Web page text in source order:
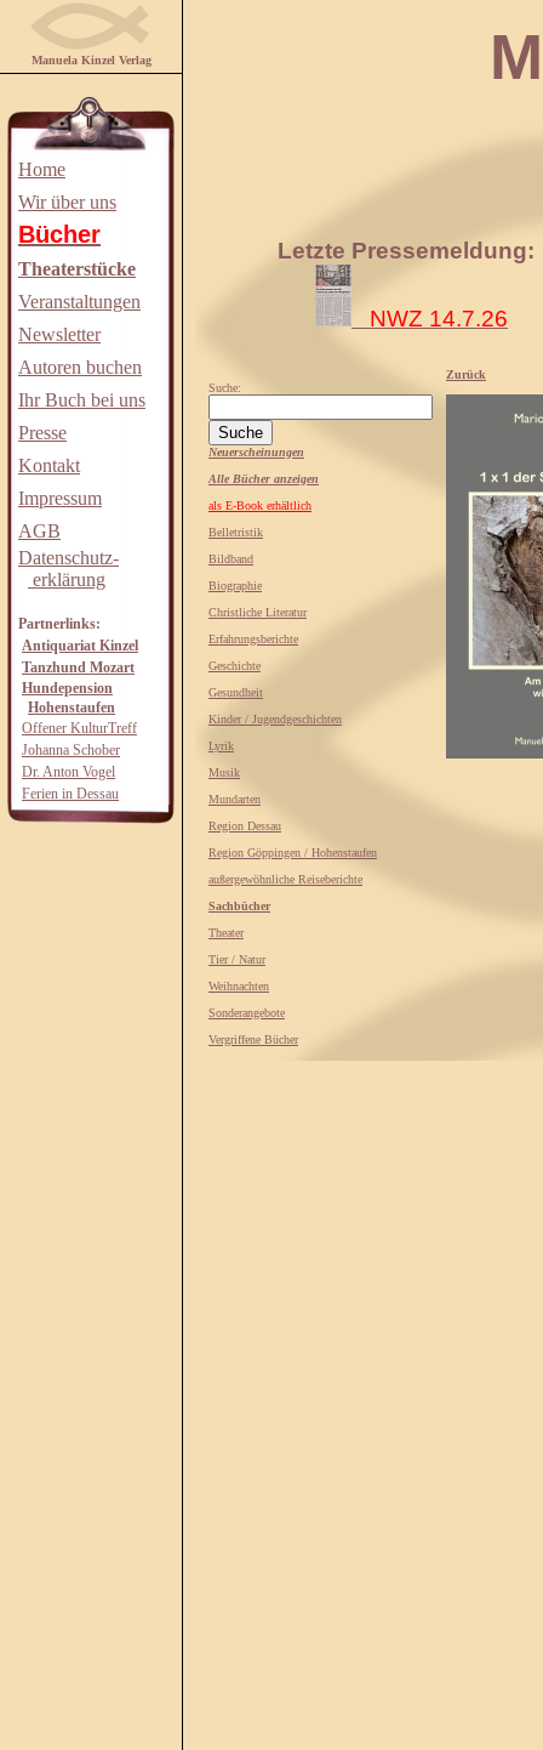
Manuela Kinzel Verlag
Home
Wir über uns
Bücher
Theaterstücke
Veranstaltungen
Newsletter
Autoren buchen
Ihr Buch bei uns
Presse
Kontakt
Impressum
AGB
Datenschutz-
erklärung
Partnerlinks:
Antiquariat Kinzel
Tanzhund Mozart
Hundepension
Hohenstaufen
Offener KulturTreff
Johanna Schober
Dr. Anton Vogel
Ferien in Dessau
Letzte Pressemeldung:
NWZ 14.7.26
Suche:
Neuerscheinungen
Alle Bücher anzeigen
als E-Book erhältlich
Belletristik
Bildband
Biographie
Christliche Literatur
Erfahrungsberichte
Geschichte
Gesundheit
Kinder / Jugendgeschichten
Lyrik
Musik
Mundarten
Region Dessau
Region Göppingen / Hohenstaufen
außergewöhnliche Reiseberichte
Sachbücher
Theater
Tier / Natur
Weihnachten
Sonderangebote
Vergriffene Bücher
Zurück